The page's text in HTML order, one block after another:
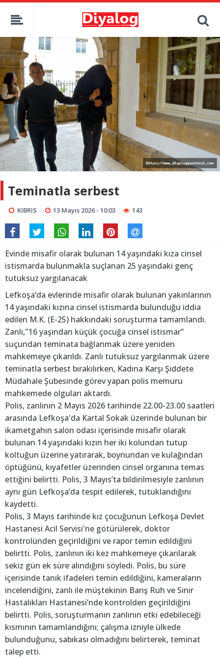
Teminatla serbest
KIBRIS 13 Mayıs 2026 - 10:03 143
Evinde misafir olarak bulunan 14 yaşındaki kıza cinsel
istismarda bulunmakla suçlanan 25 yaşındaki genç
tutuksuz yargılanacak
Lefkoşa’da evlerinde misafir olarak bulunan yakınlarının
14 yaşındaki kızına cinsel istismarda bulunduğu iddia
edilen M.K. (E-25) hakkındaki soruşturma tamamlandı.
Zanlı,"16 yaşından küçük çocuğa cinsel istismar”
suçundan teminata bağlanmak üzere yeniden
mahkemeye çıkarıldı. Zanlı tutuksuz yargılanmak üzere
teminatla serbest bırakılırken, Kadına Karşı Şiddete
Müdahale Şubesinde görev yapan polis memuru
mahkemede olguları aktardı.
Polis, zanlının 2 Mayıs 2026 tarihinde 22.00-23.00 saatleri
arasında Lefkoşa'da Kartal Sokak üzerinde bulunan bir
ikametgahın salon odası içerisinde misafir olarak
bulunan 14 yaşındaki kızın her iki kolundan tutup
koltuğun üzerine yatırarak, boynundan ve kulağından
öptüğünü, kıyafetler üzerinden cinsel organına temas
ettiğini belirtti. Polis, 3 Mayıs’ta bildirilmesiyle zanlının
aynı gün Lefkoşa’da tespit edilerek, tutuklandığını
kaydetti.
Polis, 3 Mayıs tarihinde kız çocuğunun Lefkoşa Devlet
Hastanesi Acil Servisi'ne götürülerek, doktor
kontrolünden geçirildiğini ve rapor temin edildiğini
belirtti. Polis, zanlının iki kez mahkemeye çıkarılarak
sekiz gün ek süre alındığını söyledi. Polis, bu süre
içerisinde tanık ifadeleri temin edildiğini, kameraların
incelendiğini, zanlı ile müştekinin Barış Ruh ve Sinir
Hastalıkları Hastanesi’nde kontrolden geçirildiğini
belirtti. Polis, soruşturmanın zanlının etki edebileceği
kısmının tamamlandığını; çalışma izniyle ülkede
bulunduğunu, sabıkası olmadığını belirterek, teminat
talep etti.